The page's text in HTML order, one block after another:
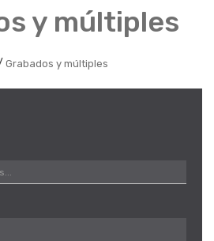
y múltiples
Grabados y múltiples